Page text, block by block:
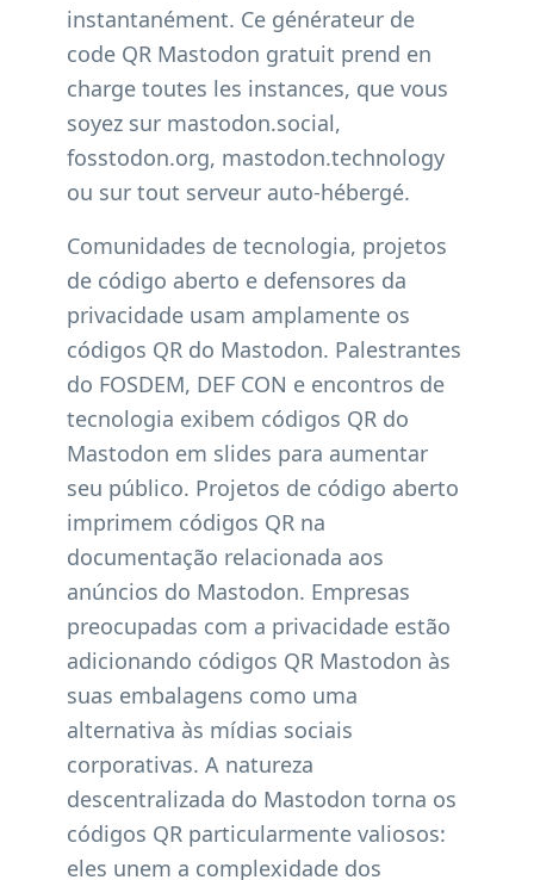
instantanément. Ce générateur de
code QR Mastodon gratuit prend en
charge toutes les instances, que vous
soyez sur mastodon.social,
fosstodon.org, mastodon.technology
ou sur tout serveur auto-hébergé.
Comunidades de tecnologia, projetos
de código aberto e defensores da
privacidade usam amplamente os
códigos QR do Mastodon. Palestrantes
do FOSDEM, DEF CON e encontros de
tecnologia exibem códigos QR do
Mastodon em slides para aumentar
seu público. Projetos de código aberto
imprimem códigos QR na
documentação relacionada aos
anúncios do Mastodon. Empresas
preocupadas com a privacidade estão
adicionando códigos QR Mastodon às
suas embalagens como uma
alternativa às mídias sociais
corporativas. A natureza
descentralizada do Mastodon torna os
códigos QR particularmente valiosos:
eles unem a complexidade dos